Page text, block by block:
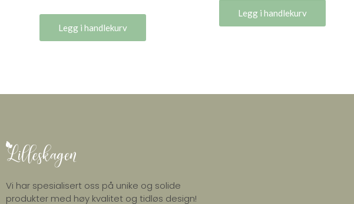
Legg i handlekurv
Legg i handlekurv
Vi har spesialisert oss på unike og solide
produkter med høy kvalitet og tidløs design!